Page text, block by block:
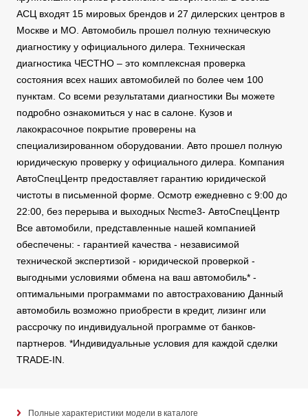
АСЦ входят 15 мировых брендов и 27 дилерских центров в
Москве и МО. Автомобиль прошел полную техническую
диагностику у официального дилера. Техническая
диагностика ЧЕСТНО – это комплексная проверка
состояния всех наших автомобилей по более чем 100
пунктам. Со всеми результатами диагностики Вы можете
подробно ознакомиться у нас в салоне. Кузов и
лакокрасочное покрытие проверены на
специализированном оборудовании. Авто прошел полную
юридическую проверку у официального дилера. Компания
АвтоСпецЦентр предоставляет гарантию юридической
чистоты в письменной форме. Осмотр ежедневно с 9:00 до
22:00, без перерыва и выходных №cme3- АвтоСпецЦентр
Все автомобили, представленные нашей компанией
обеспечены: - гарантией качества - независимой
технической экспертизой - юридической проверкой -
выгодными условиями обмена на ваш автомобиль* -
оптимальными программами по автострахованию Данный
автомобиль возможно приобрести в кредит, лизинг или
рассрочку по индивидуальной программе от банков-
партнеров. *Индивидуальные условия для каждой сделки
TRADE-IN.
Полные характеристики модели в каталоге